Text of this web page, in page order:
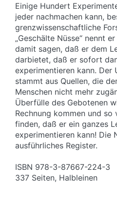
Einige Hundert
jeder nachmachen kann,
grenzwissenschaftliche
„Geschälte Nüsse“ nennt
damit sagen, daß er dem
darbietet, daß er sofort
experimentieren kann. Der
stammt aus Quellen, die
Menschen nicht mehr
Überfülle des Gebotenen
Rechnung kommen und so
finden, daß er ein ganzes
experimentieren kann! Die
ausführliches Register.
ISBN 978-3-87667-224-3
337 Seiten, Halbleinen